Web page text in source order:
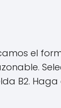
el
B2. Haga